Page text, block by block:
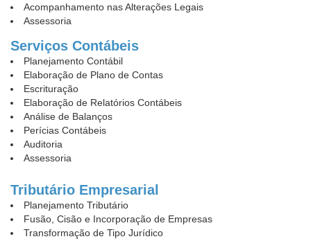
Acompanhamento nas Alterações Legais
Assessoria
Serviços Contábeis
Planejamento Contábil
Elaboração de Plano de Contas
Escrituração
Elaboração de Relatórios Contábeis
Análise de Balanços
Perícias Contábeis
Auditoria
Assessoria
Tributário Empresarial
Planejamento Tributário
Fusão, Cisão e Incorporação de Empresas
Transformação de Tipo Jurídico